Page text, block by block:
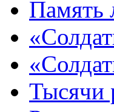
Память
Тысячи